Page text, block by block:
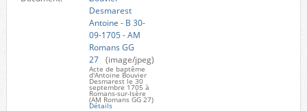
Desmarest
Antoine - B 30-
09-1705 - AM
Romans GG
27 (image/jpeg)
Acte de baptême
d'Antoine Bouvier
Desmarest le 30
septembre 1705 à
Romans-sur-Isère
(AM Romans GG 27)
Détails